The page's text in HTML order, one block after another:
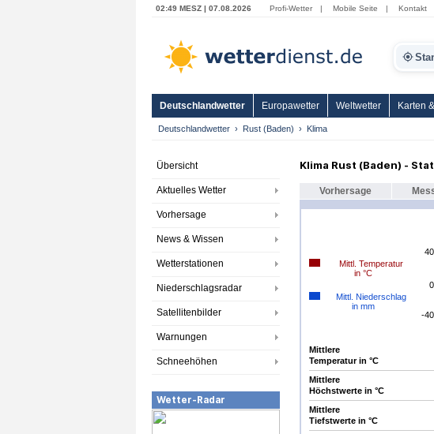
02:49 MESZ | 07.08.2026 Profi-Wetter | Mobile Seite | Kontakt
Deutschlandwetter Europawetter Weltwetter Karten
Deutschlandwetter Rust (Baden) Klima
Übersicht
Aktuelles Wetter
Vorhersage
News & Wissen
Wetterstationen
Niederschlagsradar
Satellitenbilder
Warnungen
Schneehöhen
Wetter-Radar
Klima Rust (Baden) -
Vorhersage
40
Mittl. Temperatur
in °C
0
Mittl. Niederschlag
in mm
-40
Mittlere
Temperatur in °C
Mittlere
Höchstwerte in °C
Mittlere
Tiefstwerte in °C